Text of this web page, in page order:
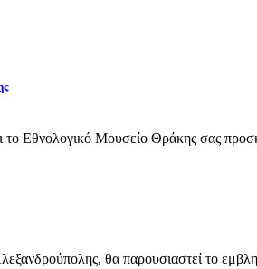
Εθνολογικό Μουσείο Θράκης σας
θα παρουσιαστεί το